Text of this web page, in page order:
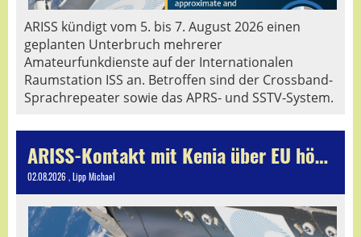
ARISS kündigt vom 5. bis 7. August 2026 einen
geplanten Unterbruch mehrerer
Amateurfunkdienste auf der Internationalen
Raumstation ISS an. Betroffen sind der Crossband-
Sprachrepeater sowie das APRS- und SSTV-System.
ARISS-Kontakt mit Kenia über EU hörbar
02.08.2026 , Lipp Michael